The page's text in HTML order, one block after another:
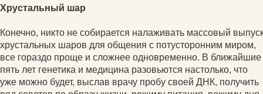
Хрустальный шар
Конечно, никто не собирается налаживать массовый
хрустальных шаров для общения с потусторонним миром,
все гораздо проще и сложнее одновременно. В ближайшие
пять лет генетика и медицина разовьются настолько, что
уже можно будет, выслав врачу пробу своей ДНК, получить